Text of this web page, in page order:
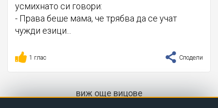
усмихнато си говори:
- Права беше мама, че трябва да се учат
чужди езици...
1 глас Сподели
виж още вицове